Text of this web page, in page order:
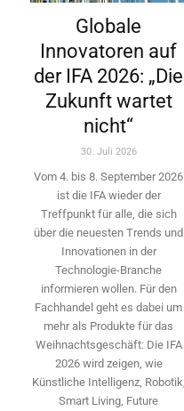
Globale
Innovatoren auf
der IFA 2026: „Die
Zukunft wartet
nicht“
30. Juli 2026
Vom 4. bis 8. September 2026
ist die IFA wieder der
Treffpunkt für alle, die sich
über die neuesten Trends und
Innovationen in der
Technologie-­Branche
informieren wollen. Für den
Fachhandel geht es dabei um
mehr als Produkte für das
Weihnachtsgeschäft: Die IFA
2026 wird ­zeigen, wie
Künstliche Intelligenz, Robotik,
Smart Living, Future